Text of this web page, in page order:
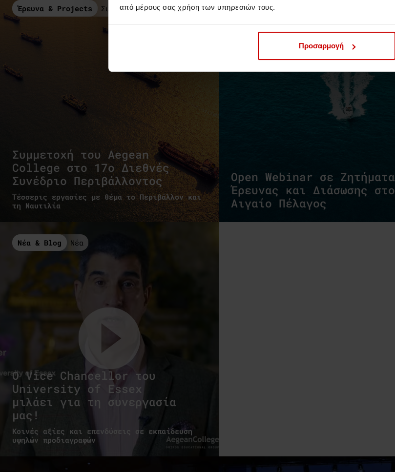
από μέρους σας χρήση των υπηρεσιών τους.
Προσαρμογή
Έρευνα & Projects Συνέδρια
Συμμετοχή του Aegean
College στο 17o Διεθνές
Συνέδριο Περιβάλλοντος
Τέσσερις εργασίες με θέμα το Περιβάλλον και
τη Ναυτιλία
Events & Σεμινάρια
Open Webinar σε Ζητήματα
Έρευνας και Διάσωσης στο
Αιγαίο Πέλαγος
Νέα & Blog Νέα
Ο Vice Chancellor του
University of Essex
μιλάει για τη συνεργασία
μας!
Κοινές αξίες και επενδύσεις σε εκπαίδευση
υψηλών προδιαγραφών